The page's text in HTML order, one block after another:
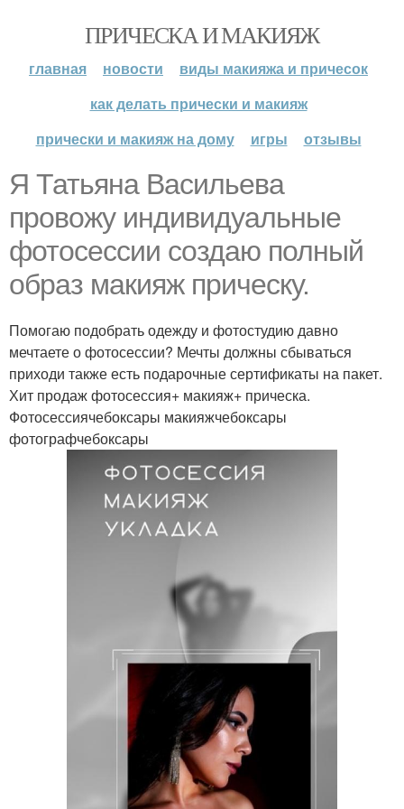
ПРИЧЕСКА И МАКИЯЖ
главная новости
виды макияжа и причесок
как делать прически и макияж
прически и макияж на дому
игры отзывы
Я Татьяна Васильева
провожу индивидуальные
фотосессии создаю полный
образ макияж прическу.
Помогаю подобрать одежду и фотостудию давно
мечтаете о фотосессии? Мечты должны сбываться
приходи также есть подарочные сертификаты на пакет.
Хит продаж фотосессия+ макияж+ прическа.
Фотосессиячебоксары макияжчебоксары
фотографчебоксары